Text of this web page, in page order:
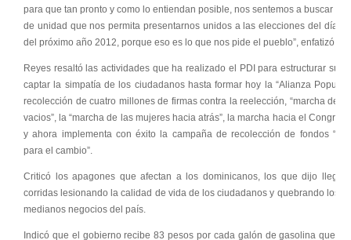
para que tan pronto y como lo entiendan posible, nos sentemos a buscar
de unidad que nos permita presentarnos unidos a las elecciones del día
del próximo año 2012, porque eso es lo que nos pide el pueblo”, enfatizó.
Reyes resaltó las actividades que ha realizado el PDI para estructurar su
captar la simpatía de los ciudadanos hasta formar hoy la “Alianza
recolección de cuatro millones de firmas contra la reelección, “marcha de
vacios”, la “marcha de las mujeres hacia atrás”, la marcha hacia el
y ahora implementa con éxito la campaña de recolección de fondos
para el cambio”.
Criticó los apagones que afectan a los dominicanos, los que dijo
corridas lesionando la calidad de vida de los ciudadanos y quebrando los
medianos negocios del país.
Indicó que el gobierno recibe 83 pesos por cada galón de gasolina que